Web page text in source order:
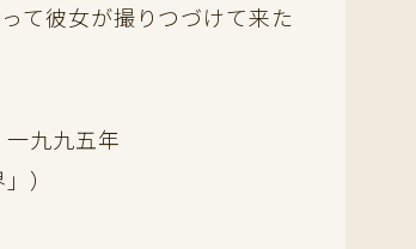
て彼女が撮りつづけて来た
九九五年
）